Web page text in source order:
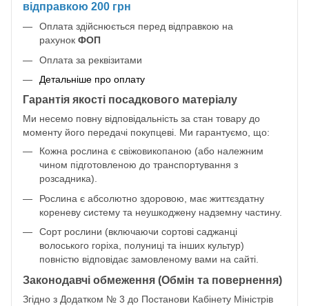
відправкою 200 грн
Оплата здійснюється перед відправкою на
рахунок ФОП
Оплата за реквізитами
Детальніше про оплату
Гарантія якості посадкового матеріалу
Ми несемо повну відповідальність за стан товару до
моменту його передачі покупцеві. Ми гарантуємо, що:
Кожна рослина є свіжовикопаною (або належним
чином підготовленою до транспортування з
розсадника).
Рослина є абсолютно здоровою, має життєздатну
кореневу систему та неушкоджену надземну частину.
Сорт рослини (включаючи сортові саджанці
волоського горіха, полуниці та інших культур)
повністю відповідає замовленому вами на сайті.
Законодавчі обмеження (Обмін та повернення)
Згідно з Додатком № 3 до Постанови Кабінету Міністрів